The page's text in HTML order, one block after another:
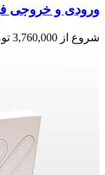
ورودی و خروجی
شروع از 3,760,000